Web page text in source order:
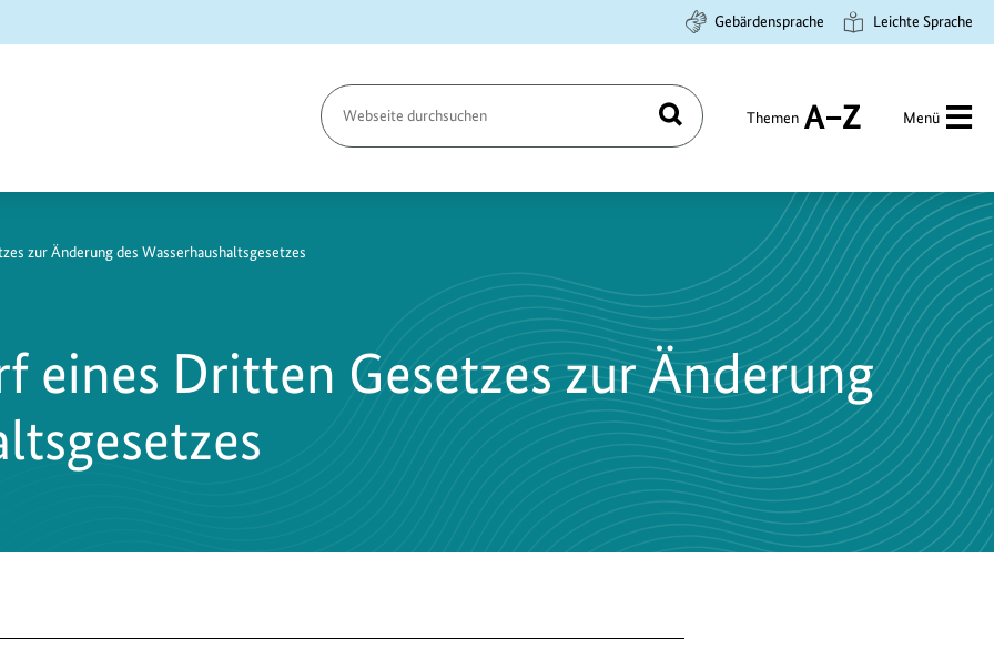
Gebärdensprache Leichte Sprache
Seite
durchsuchen
Suchen Themen
A
Menü
zur Änderung des Wasserhaushaltsgesetzes
eines Dritten Gesetzes zur Änderung